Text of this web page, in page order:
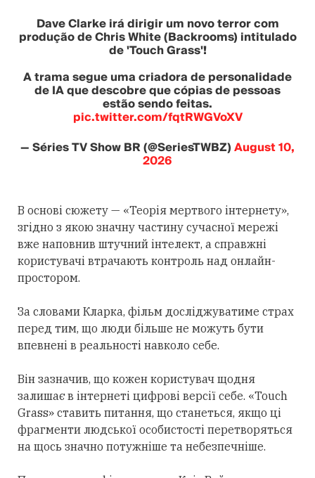
Dave Clarke irá dirigir um novo terror com
produção de Chris White (Backrooms) intitulado
de 'Touch Grass'!
A trama segue uma criadora de personalidade
de IA que descobre que cópias de pessoas
estão sendo feitas.
pic.twitter.com/fqtRWGVoXV
— Séries TV Show BR (@SeriesTWBZ)August 10,
2026
В основі сюжету — «Теорія мертвого інтернету»,
згідно з якою значну частину сучасної мережі
вже наповнив штучний інтелект, а справжні
користувачі втрачають контроль над онлайн-
простором.
За словами Кларка, фільм досліджуватиме страх
перед тим, що люди більше не можуть бути
впевнені в реальності навколо себе.
Він зазначив, що кожен користувач щодня
залишає в інтернеті цифрові версії себе. «Touch
Grass» ставить питання, що станеться, якщо ці
фрагменти людської особистості перетворяться
на щось значно потужніше та небезпечніше.